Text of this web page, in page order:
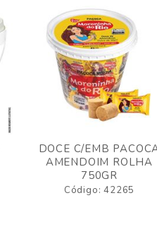
DOCE C/EMB
AMENDOIM ROLHA
750GR
Código: 42265